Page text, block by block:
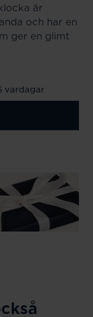
är
och har en
ger en glimt
vardagar